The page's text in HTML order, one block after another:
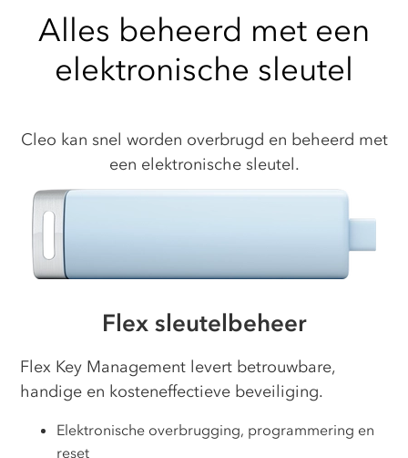
Alles beheerd met een
elektronische sleutel
Cleo kan snel worden overbrugd en beheerd met
een elektronische sleutel.
Flex sleutelbeheer
Flex Key Management levert betrouwbare,
handige en kosteneffectieve beveiliging.
Elektronische overbrugging, programmering en
reset